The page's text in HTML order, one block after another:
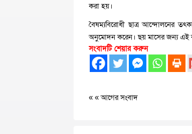
করা হয়।
বৈষম্যবিরোধী ছাত্র আন্দোলনের
অনুমোদন করেন। ছয় মাসের জন্য এই
সংবাদটি শেয়ার করুন
« «আগের সংবাদ